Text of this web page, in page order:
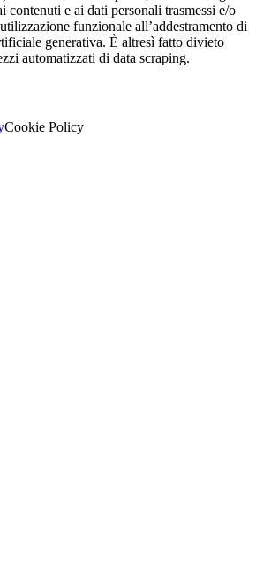
contenuti e ai dati personali trasmessi e/o
funzionale all’addestramento di
generativa. È altresì fatto divieto
automatizzati di data scraping.
Cookie Policy